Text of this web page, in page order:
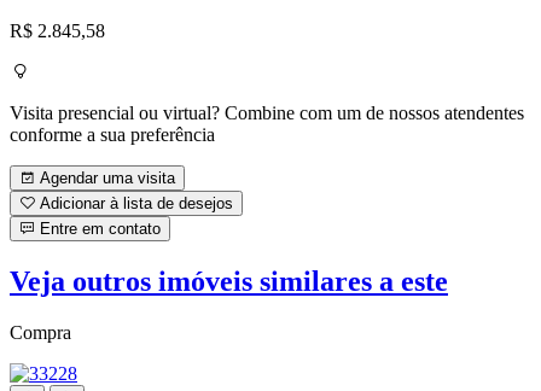
R$ 2.845,58
Visita presencial ou virtual? Combine com um de nossos atendentes
conforme a sua preferência
Agendar uma visita
Adicionar à lista de desejos
Entre em contato
Veja outros imóveis similares a este
Compra